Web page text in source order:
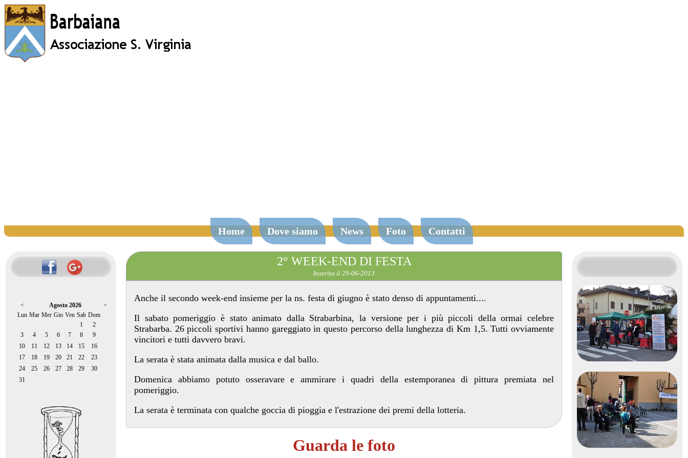
Home Dove siamo News Foto Contatti
< Agosto 2026
>
Lun Mar Mer Gio Ven Sab Dom
1
2
3
4 5 6 7 8
9
10
11 12 13 14 15
16
17
18 19 20 21 22
23
24
25 26 27 28 29
30
31
2° WEEK-END DI FESTA
Inserita il 29-06-2013
Anche il secondo week-end insieme per la ns. festa di giugno è stato denso di appuntamenti....
Il sabato pomeriggio è stato animato dalla Strabarbina, la versione per i più piccoli della ormai celebre
Strabarba. 26 piccoli sportivi hanno gareggiato in questo percorso della lunghezza di Km 1,5. Tutti ovviamente
vincitori e tutti davvero bravi.
La serata è stata animata dalla musica e dal ballo.
Domenica abbiamo potuto osseravare e ammirare i quadri della estemporanea di pittura premiata nel
pomeriggio.
La serata è terminata con qualche goccia di pioggia e l'estrazione dei premi della lotteria.
Guarda le foto